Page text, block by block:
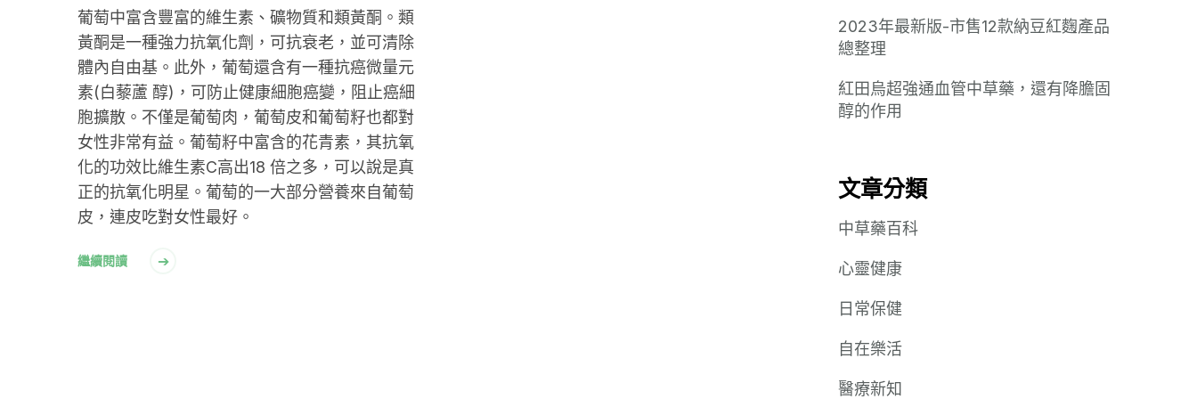
葡萄中富含豐富的維生素、礦物質和類黃酮。類
黃酮是一種強力抗氧化劑，可抗衰老，並可清除
體內自由基。此外，葡萄還含有一種抗癌微量元
素(白藜蘆 醇)，可防止健康細胞癌變，阻止癌細
胞擴散。不僅是葡萄肉，葡萄皮和葡萄籽也都對
女性非常有益。葡萄籽中富含的花青素，其抗氧
化的功效比維生素C高出18 倍之多，可以說是真
正的抗氧化明星。葡萄的一大部分營養來自葡萄
皮，連皮吃對女性最好。
繼續閱讀
2023年最新版-市售12款納豆紅麴產品
總整理
紅田烏超強通血管中草藥，還有降膽固
醇的作用
文章分類
中草藥百科
心靈健康
日常保健
自在樂活
醫療新知